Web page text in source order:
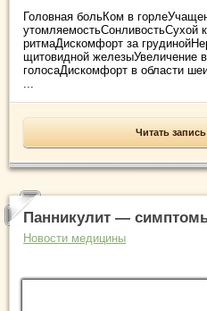
Головная больКом в
утомляемостьСонливостьСухой
ритмаДискомфорт за
щитовидной железыУвеличение
голосаДискомфорт в области
Читать
Панникулит —
Новости медицины